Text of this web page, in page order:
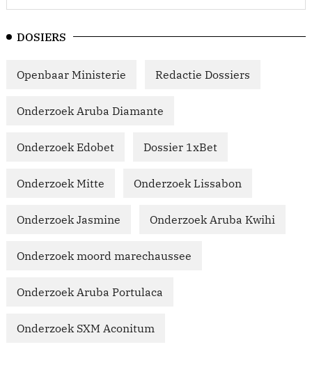
DOSIERS
Openbaar Ministerie Redactie Dossiers
Onderzoek Aruba Diamante
Onderzoek Edobet Dossier 1xBet
Onderzoek Mitte Onderzoek Lissabon
Onderzoek Jasmine Onderzoek Aruba Kwihi
Onderzoek moord marechaussee
Onderzoek Aruba Portulaca
Onderzoek SXM Aconitum